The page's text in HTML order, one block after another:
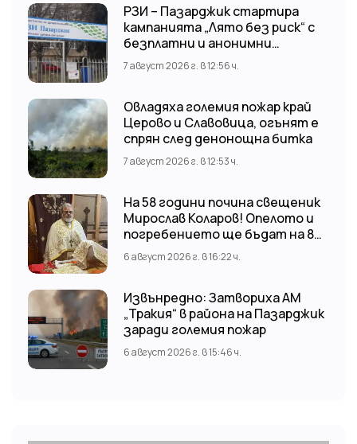
РЗИ – Пазарджик стартира
кампанията „Лято без риск“ с
безплатни и анонимни
изследвания за ХИВ
7 август 2026 г. в 12:56 ч.
Овладяха големия пожар край
Церово и Славовица, огънят е
спрян след денонощна битка
7 август 2026 г. в 12:53 ч.
На 58 години почина свещеник
Мирослав Коларов! Опелото и
погребението ще бъдат на 8
август (събота) от 11:00 часа в
храм “Св. Св. Козма и Дамян”, гр.
6 август 2026 г. в 16:22 ч.
Извънредно: Затвориха АМ
„Тракия“ в района на Пазарджик
заради големия пожар
6 август 2026 г. в 15:46 ч.